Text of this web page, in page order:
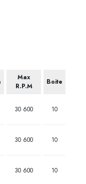
Max
R.P.M
Boite
30 600 10
30 600 10
30 600 10